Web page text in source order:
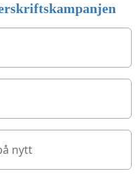
nytt